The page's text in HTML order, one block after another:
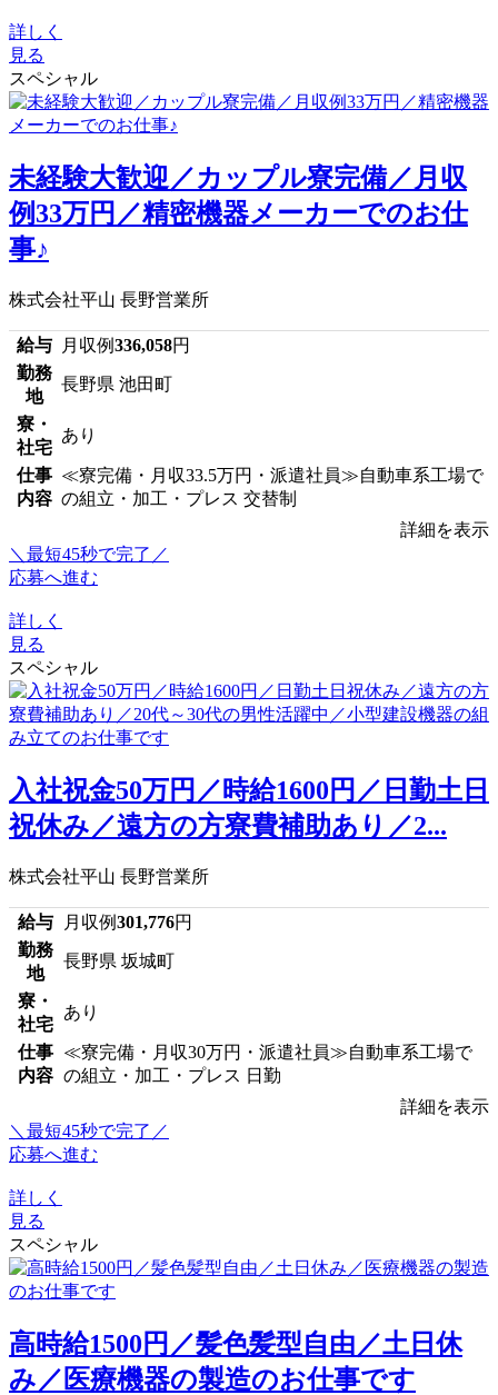
詳しく
見る
スペシャル
未経験大歓迎／カップル寮完備／月収
例33万円／精密機器メーカーでのお仕
事♪
株式会社平山 長野営業所
給与 月収例336,058円
勤務
地
長野県 池田町
寮・
社宅
あり
仕事
内容
≪寮完備・月収33.5万円・派遣社員≫自動車系工場で
の組立・加工・プレス 交替制
詳細を表示
＼最短45秒で完了／
応募へ進む
詳しく
見る
スペシャル
入社祝金50万円／時給1600円／日勤土日
祝休み／遠方の方寮費補助あり／2...
株式会社平山 長野営業所
給与 月収例301,776円
勤務
地
長野県 坂城町
寮・
社宅
あり
仕事
内容
≪寮完備・月収30万円・派遣社員≫自動車系工場で
の組立・加工・プレス 日勤
詳細を表示
＼最短45秒で完了／
応募へ進む
詳しく
見る
スペシャル
高時給1500円／髪色髪型自由／土日休
み／医療機器の製造のお仕事です